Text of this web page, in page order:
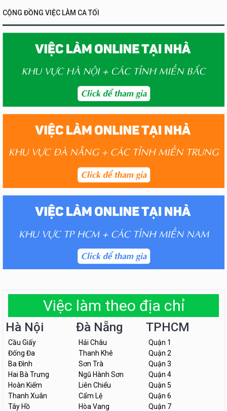
CỘNG ĐỒNG VIỆC LÀM CA TỐI
Việc làm theo địa chỉ
Hà Nội
Cầu Giấy
Đống Đa
Ba Đình
Hai Bà Trưng
Hoàn Kiếm
Thanh Xuân
Tây Hồ
Đà Nẵng
Hải Châu
Thanh Khê
Sơn Trà
Ngũ Hành Sơn
Liên Chiểu
Cẩm Lệ
Hòa Vang
TPHCM
Quận 1
Quận 2
Quận 3
Quận 4
Quận 5
Quận 6
Quận 7